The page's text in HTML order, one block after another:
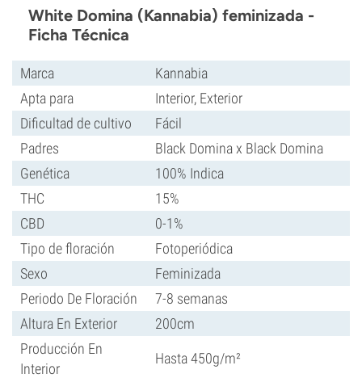
White Domina (Kannabia) feminizada -
Ficha Técnica
Marca
Kannabia
Apta para
Interior, Exterior
Dificultad de cultivo
Fácil
Padres
Black Domina x Black Domina
Genética
100% Indica
THC
15%
CBD
0-1%
Tipo de floración
Fotoperiódica
Sexo
Feminizada
Periodo De Floración
7-8 semanas
Altura En Exterior
200cm
Producción En
Interior
Hasta 450g/m²